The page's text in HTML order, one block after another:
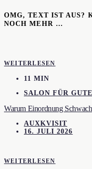
OMG, TEXT IST AUS?
NOCH MEHR …
WEITERLESEN
11 MIN
SALON FÜR
Warum Einordnung
AUXKVISIT
16. JULI 2026
WEITERLESEN